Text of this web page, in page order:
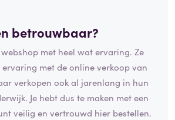
betrouwbaar?
webshop met heel wat ervaring. Ze
met de online verkoop van
verkopen ook al jarenlang in hun
Je hebt dus te maken met een
veilig en vertrouwd hier bestellen.